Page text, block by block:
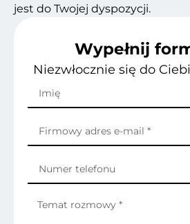
jest do Twojej dyspozycji.
Wypełnij
Niezwłocznie się do